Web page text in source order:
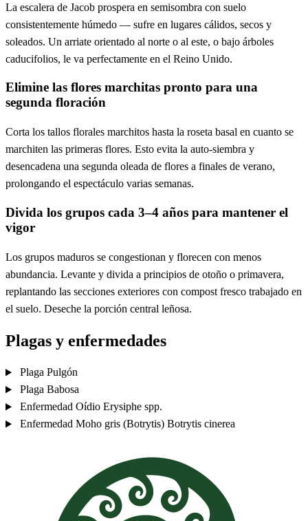
La escalera de Jacob prospera en semisombra con suelo
consistentemente húmedo — sufre en lugares cálidos, secos y
soleados. Un arriate orientado al norte o al este, o bajo árboles
caducifolios, le va perfectamente en el Reino Unido.
Elimine las flores marchitas pronto para una
segunda floración
Corta los tallos florales marchitos hasta la roseta basal en cuanto se
marchiten las primeras flores. Esto evita la auto-siembra y
desencadena una segunda oleada de flores a finales de verano,
prolongando el espectáculo varias semanas.
Divida los grupos cada 3–4 años para mantener el
vigor
Los grupos maduros se congestionan y florecen con menos
abundancia. Levante y divida a principios de otoño o primavera,
replantando las secciones exteriores con compost fresco trabajado en
el suelo. Deseche la porción central leñosa.
Plagas y enfermedades
Plaga Pulgón
Plaga Babosa
Enfermedad Oídio Erysiphe spp.
Enfermedad Moho gris (Botrytis) Botrytis cinerea